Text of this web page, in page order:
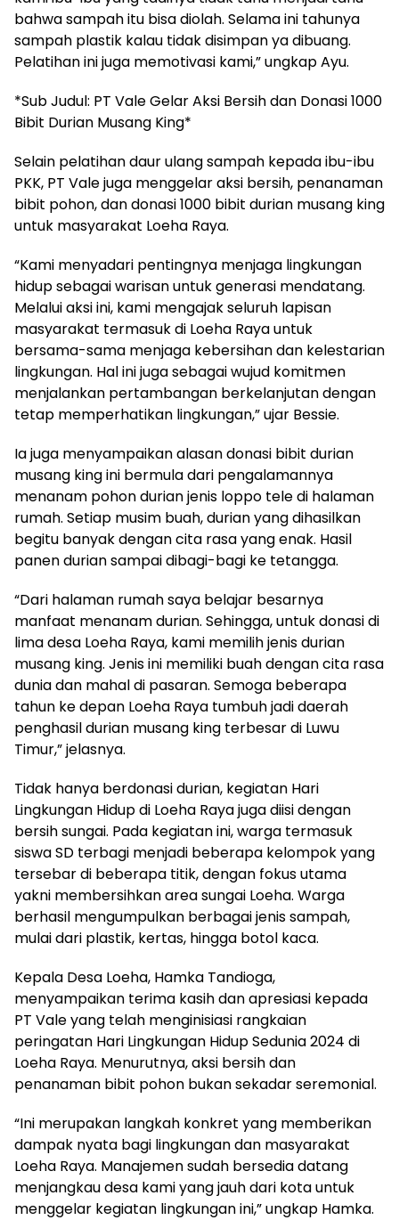
bahwa sampah itu bisa diolah. Selama ini tahunya
sampah plastik kalau tidak disimpan ya dibuang.
Pelatihan ini juga memotivasi kami,” ungkap Ayu.
*Sub Judul: PT Vale Gelar Aksi Bersih dan Donasi 1000
Bibit Durian Musang King*
Selain pelatihan daur ulang sampah kepada ibu-ibu
PKK, PT Vale juga menggelar aksi bersih, penanaman
bibit pohon, dan donasi 1000 bibit durian musang king
untuk masyarakat Loeha Raya.
“Kami menyadari pentingnya menjaga lingkungan
hidup sebagai warisan untuk generasi mendatang.
Melalui aksi ini, kami mengajak seluruh lapisan
masyarakat termasuk di Loeha Raya untuk
bersama-sama menjaga kebersihan dan kelestarian
lingkungan. Hal ini juga sebagai wujud komitmen
menjalankan pertambangan berkelanjutan dengan
tetap memperhatikan lingkungan,” ujar Bessie.
Ia juga menyampaikan alasan donasi bibit durian
musang king ini bermula dari pengalamannya
menanam pohon durian jenis loppo tele di halaman
rumah. Setiap musim buah, durian yang dihasilkan
begitu banyak dengan cita rasa yang enak. Hasil
panen durian sampai dibagi-bagi ke tetangga.
“Dari halaman rumah saya belajar besarnya
manfaat menanam durian. Sehingga, untuk donasi di
lima desa Loeha Raya, kami memilih jenis durian
musang king. Jenis ini memiliki buah dengan cita rasa
dunia dan mahal di pasaran. Semoga beberapa
tahun ke depan Loeha Raya tumbuh jadi daerah
penghasil durian musang king terbesar di Luwu
Timur,” jelasnya.
Tidak hanya berdonasi durian, kegiatan Hari
Lingkungan Hidup di Loeha Raya juga diisi dengan
bersih sungai. Pada kegiatan ini, warga termasuk
siswa SD terbagi menjadi beberapa kelompok yang
tersebar di beberapa titik, dengan fokus utama
yakni membersihkan area sungai Loeha. Warga
berhasil mengumpulkan berbagai jenis sampah,
mulai dari plastik, kertas, hingga botol kaca.
Kepala Desa Loeha, Hamka Tandioga,
menyampaikan terima kasih dan apresiasi kepada
PT Vale yang telah menginisiasi rangkaian
peringatan Hari Lingkungan Hidup Sedunia 2024 di
Loeha Raya. Menurutnya, aksi bersih dan
penanaman bibit pohon bukan sekadar seremonial.
“Ini merupakan langkah konkret yang memberikan
dampak nyata bagi lingkungan dan masyarakat
Loeha Raya. Manajemen sudah bersedia datang
menjangkau desa kami yang jauh dari kota untuk
menggelar kegiatan lingkungan ini,” ungkap Hamka.